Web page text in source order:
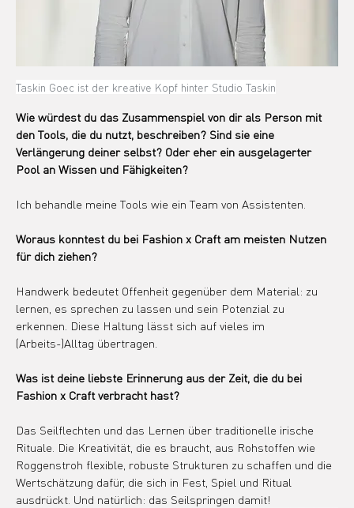
Taskin Goec ist der kreative Kopf hinter Studio Taskin
Wie würdest du das Zusammenspiel von dir als Person mit
den Tools, die du nutzt, beschreiben? Sind sie eine
Verlängerung deiner selbst? Oder eher ein ausgelagerter
Pool an Wissen und Fähigkeiten?
Ich behandle meine Tools wie ein Team von Assistenten.
Woraus konntest du bei Fashion x Craft am meisten Nutzen
für dich ziehen?
Handwerk bedeutet Offenheit gegenüber dem Material: zu
lernen, es sprechen zu lassen und sein Potenzial zu
erkennen. Diese Haltung lässt sich auf vieles im
(Arbeits-)Alltag übertragen.
Was ist deine liebste Erinnerung aus der Zeit, die du bei
Fashion x Craft verbracht hast?
Das Seilflechten und das Lernen über traditionelle irische
Rituale. Die Kreativität, die es braucht, aus Rohstoffen wie
Roggenstroh flexible, robuste Strukturen zu schaffen und die
Wertschätzung dafür, die sich in Fest, Spiel und Ritual
ausdrückt. Und natürlich: das Seilspringen damit!